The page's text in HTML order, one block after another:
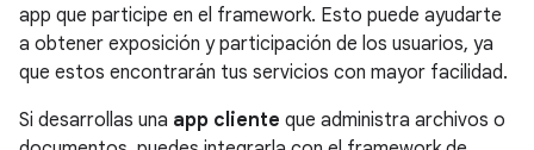
app que participe en el framework. Esto puede ayudarte
a obtener exposición y participación de los usuarios, ya
que estos encontrarán tus servicios con mayor facilidad.
Si desarrollas una app cliente que administra archivos o